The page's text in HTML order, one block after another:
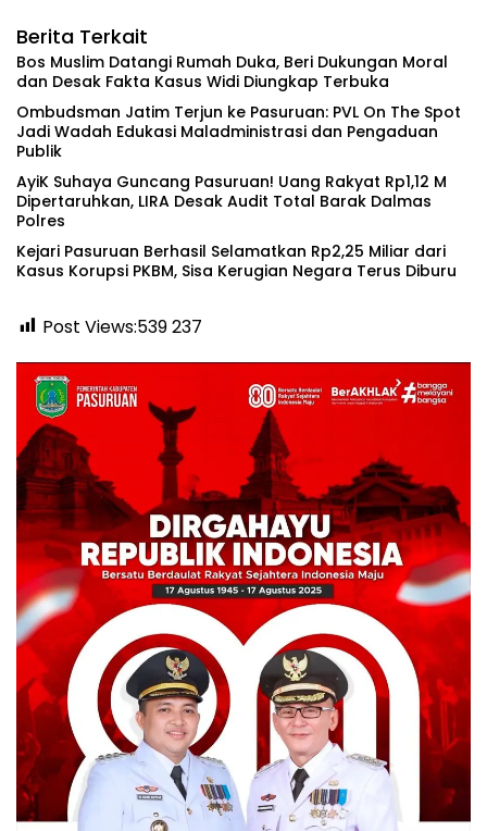
Berita Terkait
‎Bos Muslim Datangi Rumah Duka, Beri Dukungan Moral
dan Desak Fakta Kasus Widi Diungkap Terbuka
‎Ombudsman Jatim Terjun ke Pasuruan: PVL On The Spot
Jadi Wadah Edukasi Maladministrasi dan Pengaduan
Publik
‎AyiK Suhaya Guncang Pasuruan! Uang Rakyat Rp1,12 M
Dipertaruhkan, LIRA Desak Audit Total Barak Dalmas
Polres
Kejari Pasuruan Berhasil Selamatkan Rp2,25 Miliar dari
Kasus Korupsi PKBM, Sisa Kerugian Negara Terus Diburu
Post Views:539237